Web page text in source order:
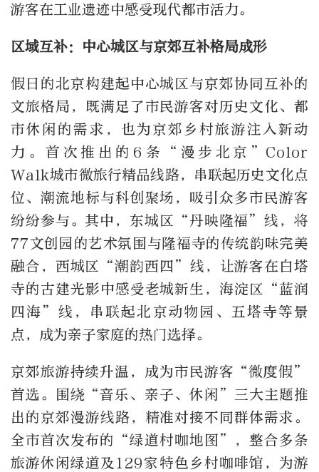
游客在工业遗迹中感受现代都市活力。
区域互补：中心城区与京郊互补格局成形
假日的北京构建起中心城区与京郊协同互补的
文旅格局，既满足了市民游客对历史文化、都
市休闲的需求，也为京郊乡村旅游注入新动
力。首次推出的6条“漫步北京”Color
Walk城市微旅行精品线路，串联起历史文化点
位、潮流地标与科创聚场，吸引众多市民游客
纷纷参与。其中，东城区“丹映隆福”线，将
77文创园的艺术氛围与隆福寺的传统韵味完美
融合，西城区“潮韵西四”线，让游客在白塔
寺的古建光影中感受老城新生，海淀区“蓝润
四海”线，串联起北京动物园、五塔寺等景
点，成为亲子家庭的热门选择。
京郊旅游持续升温，成为市民游客“微度假”
首选。围绕“音乐、亲子、休闲”三大主题推
出的京郊漫游线路，精准对接不同群体需求。
全市首次发布的“绿道村咖地图”，整合多条
旅游休闲绿道及129家特色乡村咖啡馆，为游